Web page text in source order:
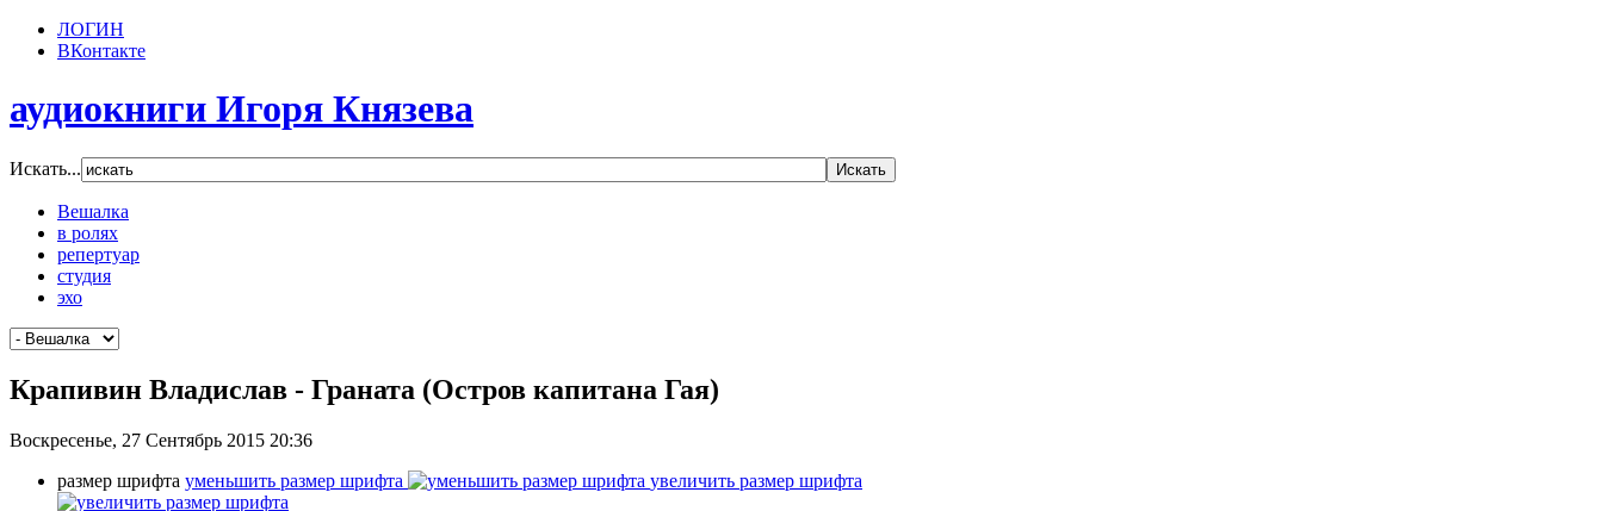
ЛОГИН
ВКонтакте
аудиокниги Игоря Князева
Искать...
Вешалка
в ролях
репертуар
студия
эхо
Крапивин Владислав - Граната (Остров капитана Гая)
Воскресенье, 27 Сентябрь 2015 20:36
размер шрифта уменьшить размер шрифта увеличить размер шрифта